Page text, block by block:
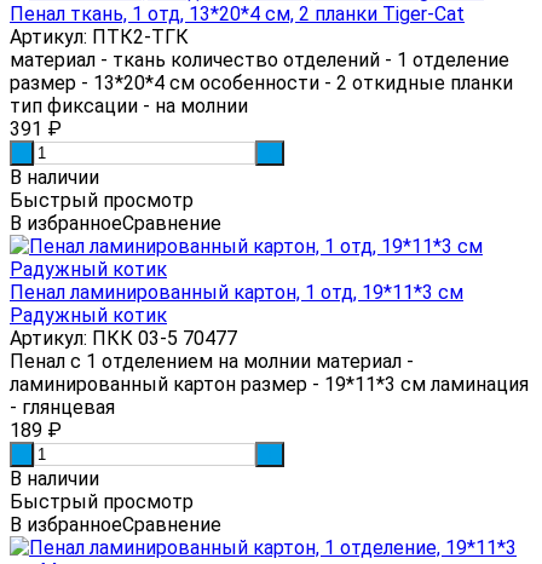
Пенал ткань, 1 отд, 13*20*4 см, 2 планки Tiger-Cat
Артикул: ПТК2-ТГК
материал - ткань количество отделений - 1 отделение
размер - 13*20*4 см особенности - 2 откидные планки
тип фиксации - на молнии
391 ₽
В наличии
Быстрый просмотр
В избранноеСравнение
Пенал ламинированный картон, 1 отд, 19*11*3 см
Радужный котик
Артикул: ПКК 03-5 70477
Пенал с 1 отделением на молнии материал -
ламинированный картон размер - 19*11*3 см ламинация
- глянцевая
189 ₽
В наличии
Быстрый просмотр
В избранноеСравнение